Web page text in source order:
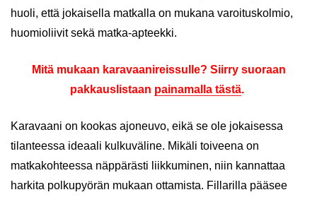
huoli, että jokaisella matkalla on mukana varoituskolmio,
huomioliivit sekä matka-apteekki.
Mitä mukaan karavaanireissulle? Siirry suoraan
pakkauslistaan painamalla tästä.
Karavaani on kookas ajoneuvo, eikä se ole jokaisessa
tilanteessa ideaali kulkuväline. Mikäli toiveena on
matkakohteessa näppärästi liikkuminen, niin kannattaa
harkita polkupyörän mukaan ottamista. Fillarilla pääsee